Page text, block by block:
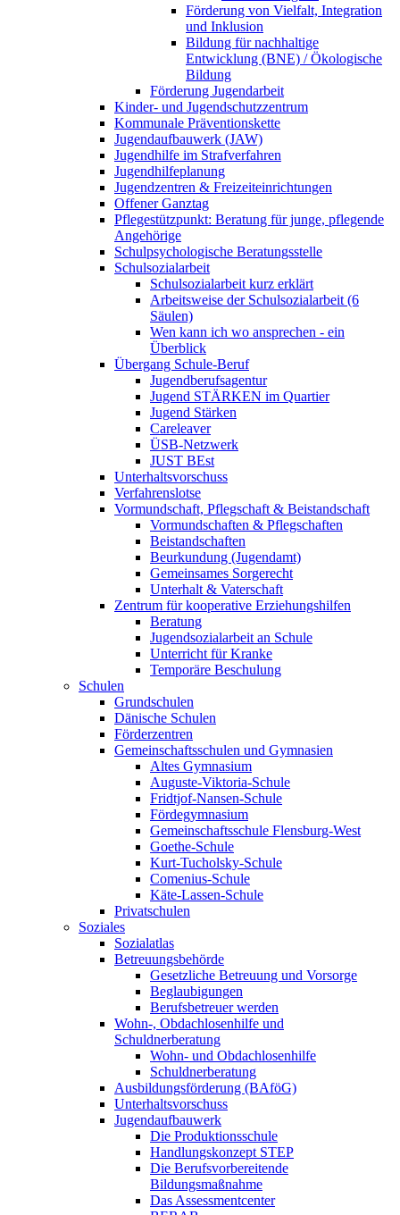
Förderung von Vielfalt, Integration
und Inklusion
Bildung für nachhaltige
Entwicklung (BNE) / Ökologische
Bildung
Förderung Jugendarbeit
Kinder- und Jugendschutzzentrum
Kommunale Präventionskette
Jugendaufbauwerk (JAW)
Jugendhilfe im Strafverfahren
Jugendhilfeplanung
Jugendzentren & Freizeiteinrichtungen
Offener Ganztag
Pflegestützpunkt: Beratung für junge, pflegende
Angehörige
Schulpsychologische Beratungsstelle
Schulsozialarbeit
Schulsozialarbeit kurz erklärt
Arbeitsweise der Schulsozialarbeit (6
Säulen)
Wen kann ich wo ansprechen - ein
Überblick
Übergang Schule-Beruf
Jugendberufsagentur
Jugend STÄRKEN im Quartier
Jugend Stärken
Careleaver
ÜSB-Netzwerk
JUST BEst
Unterhaltsvorschuss
Verfahrenslotse
Vormundschaft, Pflegschaft & Beistandschaft
Vormundschaften & Pflegschaften
Beistandschaften
Beurkundung (Jugendamt)
Gemeinsames Sorgerecht
Unterhalt & Vaterschaft
Zentrum für kooperative Erziehungshilfen
Beratung
Jugendsozialarbeit an Schule
Unterricht für Kranke
Temporäre Beschulung
Schulen
Grundschulen
Dänische Schulen
Förderzentren
Gemeinschaftsschulen und Gymnasien
Altes Gymnasium
Auguste-Viktoria-Schule
Fridtjof-Nansen-Schule
Fördegymnasium
Gemeinschaftsschule Flensburg-West
Goethe-Schule
Kurt-Tucholsky-Schule
Comenius-Schule
Käte-Lassen-Schule
Privatschulen
Soziales
Sozialatlas
Betreuungsbehörde
Gesetzliche Betreuung und Vorsorge
Beglaubigungen
Berufsbetreuer werden
Wohn-, Obdachlosenhilfe und
Schuldnerberatung
Wohn- und Obdachlosenhilfe
Schuldnerberatung
Ausbildungsförderung (BAföG)
Unterhaltsvorschuss
Jugendaufbauwerk
Die Produktionsschule
Handlungskonzept STEP
Die Berufsvorbereitende
Bildungsmaßnahme
Das Assessmentcenter